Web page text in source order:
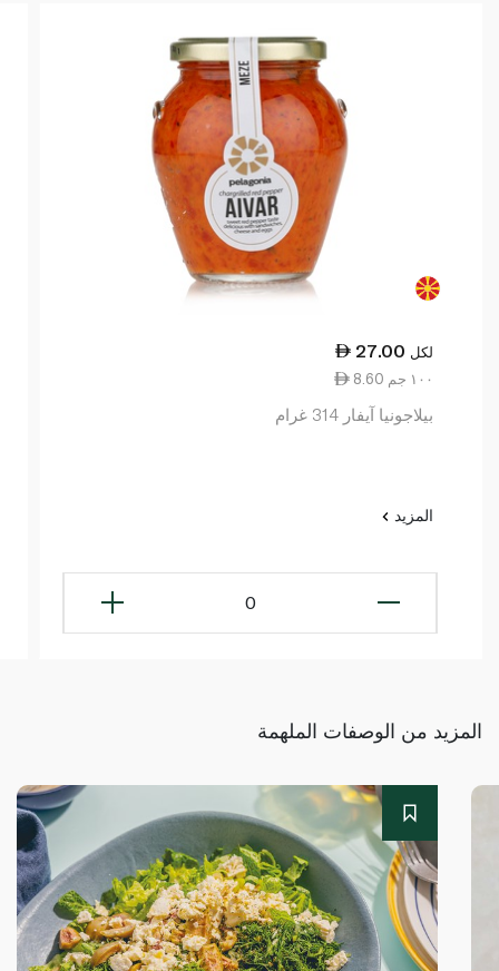
27.00 لكل
8.60 ١٠٠ جم
بيلاجونيا آيفار 314 غرام
المزيد
0
المزيد من الوصفات الملهمة